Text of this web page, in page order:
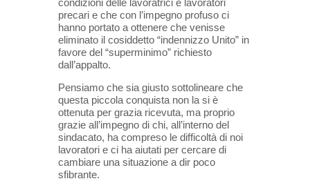
precari e che con l’impegno profuso ci
hanno portato a ottenere che venisse
eliminato il cosiddetto “indennizzo Unito” in
favore del “superminimo” richiesto
dall’appalto.
Pensiamo che sia giusto sottolineare che
questa piccola conquista non la si è
ottenuta per grazia ricevuta, ma proprio
grazie all’impegno di chi, all’interno del
sindacato, ha compreso le difficoltà di noi
lavoratori e ci ha aiutati per cercare di
cambiare una situazione a dir poco
sfibrante.